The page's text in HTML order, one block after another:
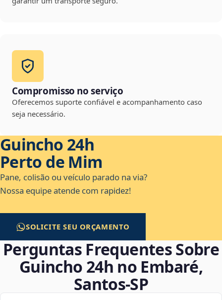
Compromisso no serviço
Oferecemos suporte confiável e acompanhamento caso
seja necessário.
Guincho 24h
Perto de Mim
Pane, colisão ou veículo parado na via?
Nossa equipe atende com rapidez!
SOLICITE SEU ORÇAMENTO
Perguntas Frequentes Sobre
Guincho 24h no Embaré,
Santos‑SP